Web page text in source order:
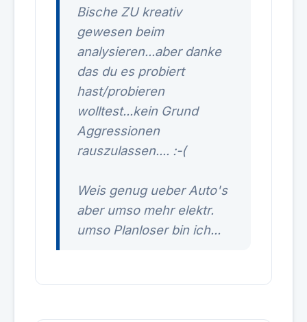
Bische ZU kreativ
gewesen beim
analysieren...aber danke
das du es probiert
hast/probieren
wolltest...kein Grund
Aggressionen
rauszulassen.... :-(
Weis genug ueber Auto's
aber umso mehr elektr.
umso Planloser bin ich...